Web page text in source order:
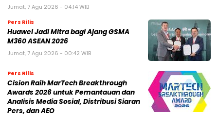
Jumat, 7 Agu 2026 - 04:14 WIB
Pers Rilis
Huawei Jadi Mitra bagi Ajang GSMA
M360 ASEAN 2026
Jumat, 7 Agu 2026 - 00:42 WIB
Pers Rilis
Cision Raih MarTech Breakthrough
Awards 2026 untuk Pemantauan dan
Analisis Media Sosial, Distribusi Siaran
Pers, dan AEO